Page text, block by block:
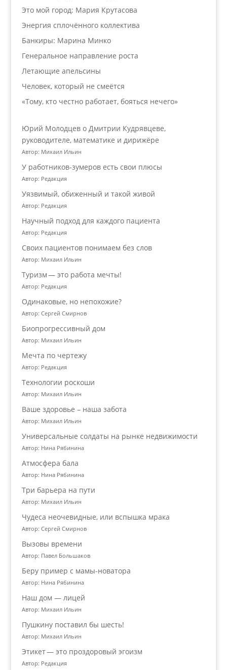
Это мой город: Мария Крутасова
Энергия сплочённого коллектива
Банкиры: Марина Минко
Генеральное направление роста
Летающие апельсины
Человек, который не смеётся
«Тому, кто честно работает, бояться нечего»
Юрий Молодцев о Дмитрии Кудрявцеве,
руководителе, математике и дирижёре
Автор: Михаил Ильин
У работников‑зумеров есть свои плюсы
Автор: Редакция
Уязвимый, обиженный и такой живой
Автор: Редакция
Научный подход для каждого пациента
Автор: Редакция
Своих пациентов понимаем без слов
Автор: Михаил Ильин
Туризм — это работа мечты!
Автор: Редакция
Одинаковые, но непохожие?
Автор: Сергей Смирнов
Биопрогрессивный дом
Автор: Михаил Ильин
Мечта по чертежу
Автор: Редакция
Технологии роскоши
Автор: Михаил Ильин
Ваше здоровье – наша забота
Автор: Михаил Ильин
Универсальные солдаты на рынке недвижимости
Автор: Нина Рябинина
Атмосфера бала
Автор: Нина Рябинина
Три барьера на пути
Автор: Михаил Ильин
Чудеса неочевидные, или вспышка мрака
Автор: Сергей Смирнов
Вызовы времени
Автор: Павел Большаков
Беру пример с мамы-новатора
Автор: Нина Рябинина
Наш дом — лицей
Автор: Михаил Ильин
Пушкину поставил бы шесть!
Автор: Михаил Ильин
Этикет — это проздоровый эгоизм
Автор: Редакция